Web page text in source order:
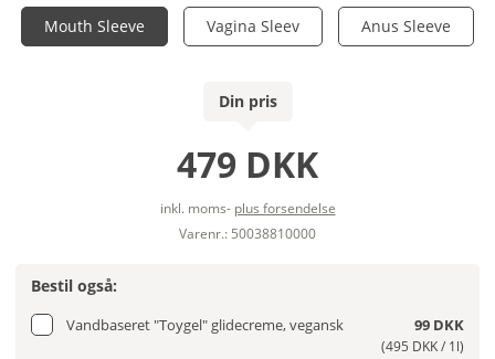
Mouth Sleeve Vagina Sleev Anus Sleeve
Din pris
479 DKK
inkl. moms- plus forsendelse
Varenr.: 50038810000
Bestil også:
Vandbaseret "Toygel" glidecreme, vegansk 99 DKK
(495 DKK / 1l)